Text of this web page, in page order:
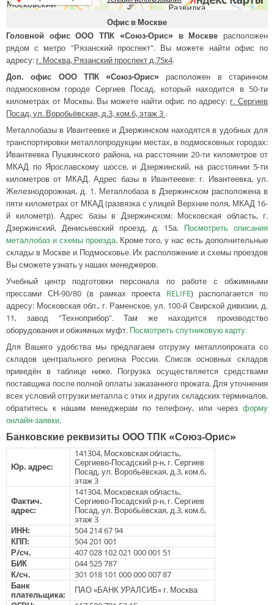
Офис в Москве
Головной офис ООО ТПК «Союз-Орис» в Москве расположен
рядом с метро "Рязанский проспект". Вы можете найти офис по
адресу: г. Москва, Рязанский проспект д.75к4.
Доп. офис ООО ТПК «Союз-Орис» расположен в старинном
подмосковном городе Сергиев Посад, который находится в 50-ти
километрах от Москвы. Вы можете найти офис по адресу: г. Сергиев
Посад,ул. Воробьёвская, д.3, ком.6, этаж 3 .
Металлобазы в Ивантеевке и Дзержинском находятся в удобных для
транспортировки металлопродукции местах, в подмосковных городах:
Ивантеевка Пушкинского района, на расстоянии 20-ти километров от
МКАД по Ярославскому шоссе, и Дзержинский, на расстоянии 5-ти
километров от МКАД. Адрес базы в Ивантеевке: г. Ивантеевка, ул.
Железнодорожная, д. 1. Металлобаза в Дзержинском расположена в
пяти километрах от МКАД (развязка с улицей Верхние поля, МКАД 16-
й километр). Адрес базы в Дзержинском: Московская область, г.
Дзержинский, Денисьевский проезд, д. 15а. Посмотреть описания
металлобаз и схемы проезда. Кроме того, у нас есть дополнительные
склады в Москве и Подмосковье. Их расположение и схемы проездов
Вы сможете узнать у наших менеджеров.
Учебный центр подготовки персонала по работе с обжимными
прессами СН-90/80 (в рамках проекта RELIFE) располагается по
адресу: Московская обл., г. Раменское, ул. 100-й Свирской дивизии, д.
11, завод "Техноприбор". Там же находится производство
оборудования и обжимных муфт. Посмотреть спутниковую карту.
Для Вашего удобства мы предлагаем отгрузку металлопроката со
складов центрального региона России. Список основных складов
приведён в таблице ниже. Погрузка осуществляется средствами
поставщика после полной оплаты заказанного проката. Для уточнения
всех условий отгрузки металла с этих и других складских терминалов,
обратитесь к нашим менеджерам по телефону, или через форму
онлайн-заявки.
Банковские реквизиты ООО ТПК «Союз-Орис»
Юр. адрес:
141304, Московская область,
Сергиево-Посадский р-н, г. Сергиев
Посад, ул. Воробьёвская, д.3, ком.6,
этаж 3
Фактич.
адрес:
141304, Московская область,
Сергиево-Посадский р-н, г. Сергиев
Посад, ул. Воробьёвская, д.3, ком.6,
этаж 3
ИНН:
504 214 67 94
КПП:
504 201 001
Р/сч.
407 028 102 021 000 001 51
БИК
044 525 787
К/сч.
301 018 101 000 000 007 87
Банк
плательщика:
ПАО «БАНК УРАЛСИБ» г. Москва